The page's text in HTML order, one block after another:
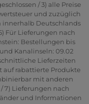
/ 3) alle Preise
und zuzüglich
innerhalb Deutschlands
Für Lieferungen nach
Bestellungen bis
Kanalinseln: 09.02
Lieferzeiten
auf rabattierte Produkte
mit anderen
7) Lieferungen nach
und Informationen